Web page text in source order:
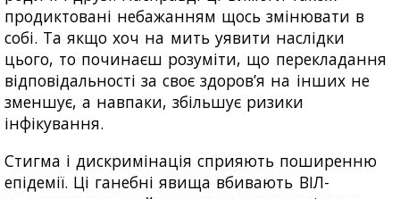
продиктовані небажанням щось змінювати в
собі. Та якщо хоч на мить уявити наслідки
цього, то починаєш розуміти, що перекладання
відповідальності за своє здоров’я на інших не
зменшує, а навпаки, збільшує ризики
інфікування.
Стигма і дискримінація сприяють поширенню
епідемії. Ці ганебні явища вбивають ВІЛ-